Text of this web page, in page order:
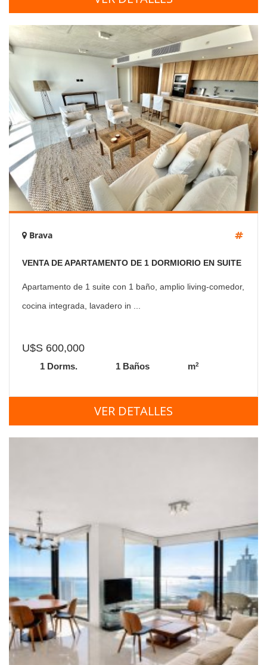
Brava
VENTA DE APARTAMENTO DE 1 DORMIORIO EN SUITE
EN EDIFICIO SURFSIDE PUNTA DEL ESTE
Apartamento de 1 suite con 1 baño, amplio living-comedor,
cocina integrada, lavadero in ...
U$S 600,000
1 Dorms. 1 Baños m2
VER DETALLES